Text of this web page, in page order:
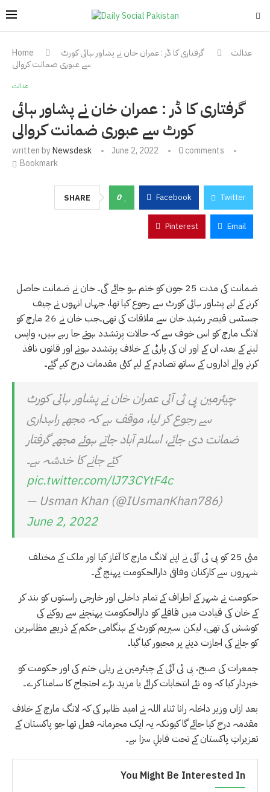
Home عدالت
گرفتاری کا ڈر : عمران خان نے پشاور ہائی کورٹ
سے عبوری ضمانت کروالی
عدالت
گرفتاری کا ڈر : عمران خان نے پشاور ہائی
کورٹ سے عبوری ضمانت کروالی
written byNewsdesk June 2, 2022
0 comments
Bookmark
SHARE 0 Facebook Twitter
Pinterest Email
ضمانت کی مدت 25 جون کو ختم ہو جائے گی۔ خان نے ضمانت حاصل
کرنے کے لیے پشاور ہائی کورٹ سے رجوع کیا تھا، جہاں انہوں نے چیف
جسٹس قیصر رشید خان سے ملاقات کی تھی۔جب خان نے 26 مارچ کو
لانگ مارچ کو اس خوف سے کہ حالات پرتشدد ہوتے جا رہے ہیں، واپس
لینے کے بعد، ان کے اور ان کی پارٹی کے خلاف پرتشدد ہونے اور قانون نافذ
کرنے والے اداروں کے ساتھ تصادم کے لیے کئی مقدمات درج کیے گئے۔
چیئرمین پی ٹی آئی عمران خان نے پشاور ہائی کورٹ
سے رجوع کر لیا، موقف ہے کہ مجھے راہداری
ضمانت دی جائے، اسلام آباد جاتے ہوئے مجھے گرفتار
کئے جانے کا خدشہ ہے۔
pic.twitter.com/lJ73CYtF4c
— Usman Khan (@IUsmanKhan786)
June 2, 2022
مئی 25 کو پی ٹی آئی نے اپنے لانگ مارچ کا آغاز کیا اور ملک کے مختلف
شہروں سے کارکنان وفاقی دارالحکومت پہنچ گے۔
حکومت نے شہر کے اطراف کے تمام داخلی اور خارجی راستوں کو بند کر
کے خان کی قیادت میں قافلے کو دارالحکومت پہنچنے سے روکنے کی
کوشش کی تھی، لیکن سپریم کورٹ کے ہنگامی حکم کے ذریعے مظاہرین
کو جانے کی اجازت دینے پر مجبور کیا گیا۔
جمعرات کی صبح، پی ٹی آئی کے چیئرمین نے ریلی ختم کی اور حکومت کو
خبردار کیا کہ وہ نئے انتخابات کرائے یا مزید بڑے احتجاج کا سامنا کرے۔
بعد ازاں وزیر داخلہ رانا ثناء اللہ نے امید ظاہر کی کہ لانگ مارچ کے خلاف
مقدمہ درج کیا جائے گا کیونکہ یہ ایک مجرمانہ فعل تھا جو پاکستان کے
تعزیراتِ پاکستان کے تحت قابلِ سزا ہے۔
You Might Be Interested In